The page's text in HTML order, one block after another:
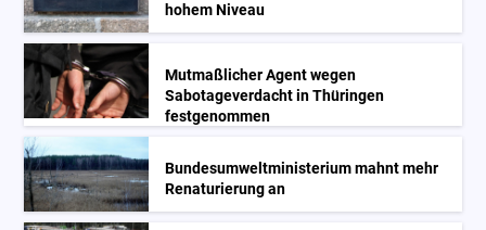
hohem Niveau
Mutmaßlicher Agent wegen
Sabotageverdacht in Thüringen
festgenommen
Bundesumweltministerium mahnt mehr
Renaturierung an